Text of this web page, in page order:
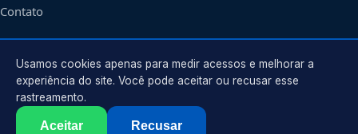
Contato
CONTATO
Atendimento em
contato@guinchosboavista.com.br
Usamos cookies apenas para medir acessos e melhorar a
experiência do site. Você pode aceitar ou recusar esse
rastreamento.
Aceitar Recusar